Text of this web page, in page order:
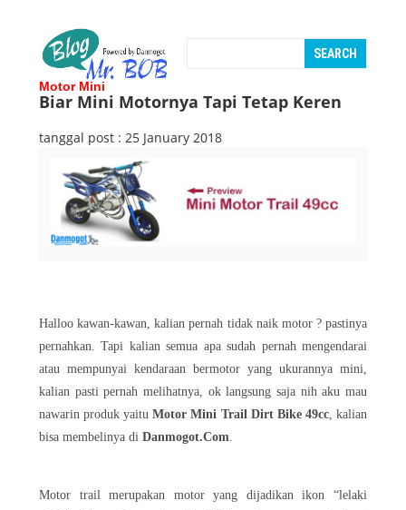
Motor Mini
Biar Mini Motornya Tapi Tetap Keren
tanggal post : 25 January 2018
Halloo kawan-kawan, kalian pernah tidak naik motor ? pastinya
pernahkan. Tapi kalian semua apa sudah pernah mengendarai
atau mempunyai kendaraan bermotor yang ukurannya mini,
kalian pasti pernah melihatnya, ok langsung saja nih aku mau
nawarin produk yaituMotor Mini Trail Dirt Bike 49cc, kalian
bisa membelinya di Danmogot.Com.
Motor trail merupakan motor yang dijadikan ikon “lelaki